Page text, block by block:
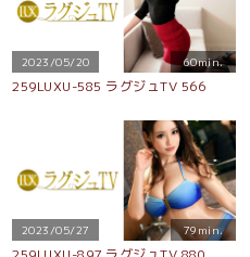
2023/05/20 60min.
259LUXU-585 ラグジュTV 566
2023/05/27 79min.